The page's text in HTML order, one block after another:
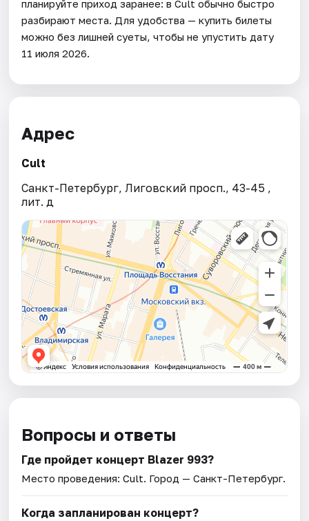
планируйте приход заранее: в Cult обычно быстро
разбирают места. Для удобства — купить билеты
можно без лишней суеты, чтобы не упустить дату
11 июля 2026.
Адрес
Cult
Санкт-Петербург, Лиговский просп., 43-45 ,
лит. д
Вопросы и ответы
Где пройдет концерт Blazer 993?
Место проведения:Cult. Город — Санкт-Петербург.
Когда запланирован концерт?